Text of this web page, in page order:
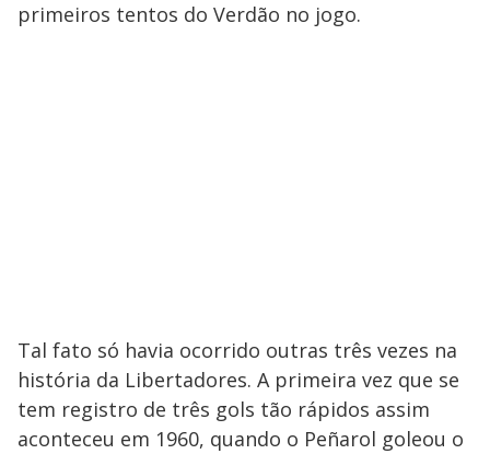
primeiros tentos do Verdão no jogo.
Tal fato só havia ocorrido outras três vezes na
história da Libertadores. A primeira vez que se
tem registro de três gols tão rápidos assim
aconteceu em 1960, quando o Peñarol goleou o